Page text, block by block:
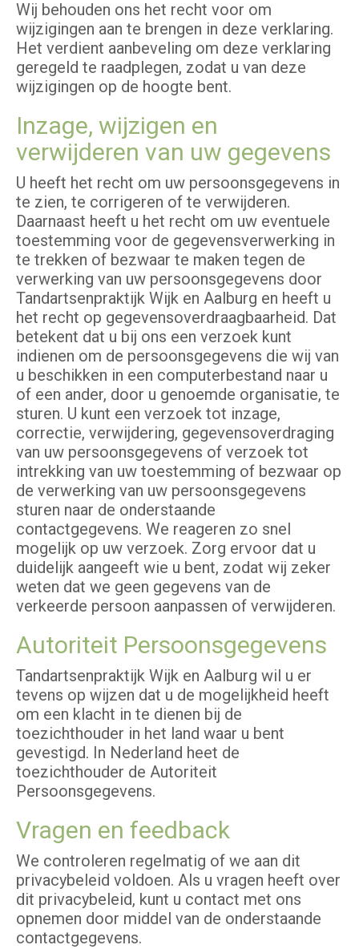
Wij behouden ons het recht voor om
wijzigingen aan te brengen in deze verklaring.
Het verdient aanbeveling om deze verklaring
geregeld te raadplegen, zodat u van deze
wijzigingen op de hoogte bent.
Inzage, wijzigen en
verwijderen van uw gegevens
U heeft het recht om uw persoonsgegevens in
te zien, te corrigeren of te verwijderen.
Daarnaast heeft u het recht om uw eventuele
toestemming voor de gegevensverwerking in
te trekken of bezwaar te maken tegen de
verwerking van uw persoonsgegevens door
Tandartsenpraktijk Wijk en Aalburg en heeft u
het recht op gegevensoverdraagbaarheid. Dat
betekent dat u bij ons een verzoek kunt
indienen om de persoonsgegevens die wij van
u beschikken in een computerbestand naar u
of een ander, door u genoemde organisatie, te
sturen. U kunt een verzoek tot inzage,
correctie, verwijdering, gegevensoverdraging
van uw persoonsgegevens of verzoek tot
intrekking van uw toestemming of bezwaar op
de verwerking van uw persoonsgegevens
sturen naar de onderstaande
contactgegevens. We reageren zo snel
mogelijk op uw verzoek. Zorg ervoor dat u
duidelijk aangeeft wie u bent, zodat wij zeker
weten dat we geen gegevens van de
verkeerde persoon aanpassen of verwijderen.
Autoriteit Persoonsgegevens
Tandartsenpraktijk Wijk en Aalburg wil u er
tevens op wijzen dat u de mogelijkheid heeft
om een klacht in te dienen bij de
toezichthouder in het land waar u bent
gevestigd. In Nederland heet de
toezichthouder de Autoriteit
Persoonsgegevens.
Vragen en feedback
We controleren regelmatig of we aan dit
privacybeleid voldoen. Als u vragen heeft over
dit privacybeleid, kunt u contact met ons
opnemen door middel van de onderstaande
contactgegevens.